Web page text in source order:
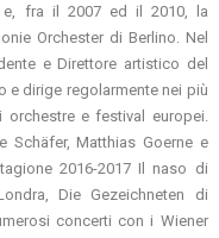
e, fra il 2007 ed il 2010, la
Orchester di Berlino. Nel
e Direttore artistico del
e dirige regolarmente nei più
e festival europei.
Schäfer, Matthias Goerne e
2016-2017 Il naso di
Die Gezeichneten di
concerti con i Wiener